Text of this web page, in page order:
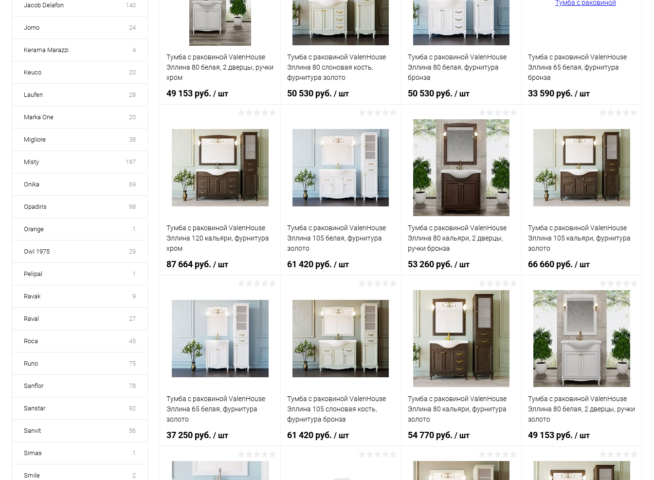
Jacob Delafon 140
Jorno 24
Kerama Marazzi 4
Keuco 20
Laufen 28
Marka One 20
Migliore 38
Misty 197
Onika 69
Opadiris 98
Orange 1
Owl 1975 29
Pelipal 1
Ravak 9
Raval 27
Roca 45
Runo 75
Sanflor 78
Sanstar 92
Sanvit 56
Simas 1
Smile 2
В избранное Под заказ В избранное Под заказ В избранное Под заказ В избранное Под заказ
Тумба с раковиной ValenHouse
Эллина 80 белая, 2 дверцы, ручки
хром
49 153 руб. / шт
В корзину
Купить в 1 клик Сравнение
В избранное Под заказ
Тумба с раковиной ValenHouse
Эллина 80 слоновая кость,
фурнитура золото
50 530 руб. / шт
В корзину
Сравнение
В избранное Под заказ
Тумба с раковиной ValenHouse
Эллина 80 белая, фурнитура
бронза
50 530 руб. / шт
В корзину
Купить в 1 клик Сравнение
В избранное Под заказ
Тумба с раковиной ValenHouse
Эллина 65 белая, фурнитура
бронза
33 590 руб./ шт
В корзину
Сравнение
В избранное Под заказ
Тумба с раковиной ValenHouse
Эллина 120 кальяри, фурнитура
хром
87 664 руб. / шт
В корзину
Сравнение
В избранное Под заказ
Тумба с раковиной ValenHouse
Эллина 105 белая, фурнитура
золото
61 420 руб. / шт
В корзину
Сравнение
В избранное Под заказ
Тумба с раковиной ValenHouse
Эллина 80 кальяри, 2 дверцы,
ручки бронза
53 260 руб. / шт
В корзину
Купить в 1 клик Сравнение
В избранное Под заказ
Тумба с раковиной ValenHouse
Эллина 105 кальяри, фурнитура
золото
66 660 руб./ шт
В корзину
Купить в 1 клик Сравнение
В избранное Под заказ
Тумба с раковиной ValenHouse
Эллина 65 белая, фурнитура
золото
37 250 руб. / шт
В корзину
Тумба с раковиной ValenHouse
Эллина 105 слоновая кость,
фурнитура бронза
61 420 руб. / шт
Тумба с раковиной ValenHouse
Эллина 80 кальяри, фурнитура
золото
54 770 руб. / шт
В корзину
Тумба с раковиной ValenHouse
Эллина 80 белая, 2 дверцы, ручки
золото
49 153 руб./ шт
В корзину